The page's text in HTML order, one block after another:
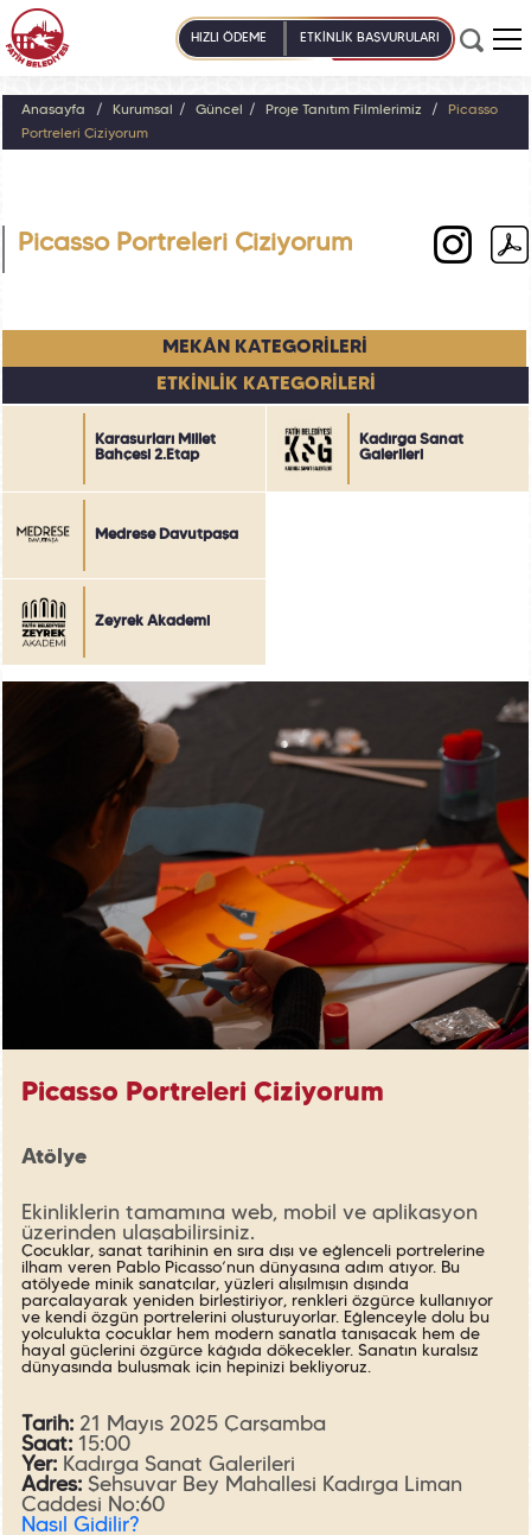
HIZLI ÖDEME ETKİNLİK BAŞVURULARI
Anasayfa Kurumsal Güncel Proje Tanıtım Filmlerimiz
Picasso
Portreleri Çiziyorum
Picasso Portreleri Çiziyorum
MEKÂN KATEGORİLERİ
ETKİNLİK KATEGORİLERİ
Karasurları Millet
Bahçesi 2.Etap
Medrese Davutpaşa
Zeyrek Akademi
Kadırga Sanat
Galerileri
Picasso Portreleri Çiziyorum
Atölye
Ekinliklerin tamamına web, mobil ve aplikasyon
üzerinden ulaşabilirsiniz.
Çocuklar, sanat tarihinin en sıra dışı ve eğlenceli portrelerine
ilham veren Pablo Picasso’nun dünyasına adım atıyor. Bu
atölyede minik sanatçılar, yüzleri alışılmışın dışında
parçalayarak yeniden birleştiriyor, renkleri özgürce kullanıyor
ve kendi özgün portrelerini oluşturuyorlar. Eğlenceyle dolu bu
yolculukta çocuklar hem modern sanatla tanışacak hem de
hayal güçlerini özgürce kâğıda dökecekler. Sanatın kuralsız
dünyasında buluşmak için hepinizi bekliyoruz.
Tarih: 21 Mayıs 2025 Çarşamba
Saat: 15:00
Yer: Kadırga Sanat Galerileri
Adres:Şehsuvar Bey Mahallesi Kadırga Liman
Caddesi No:60
Nasıl Gidilir?